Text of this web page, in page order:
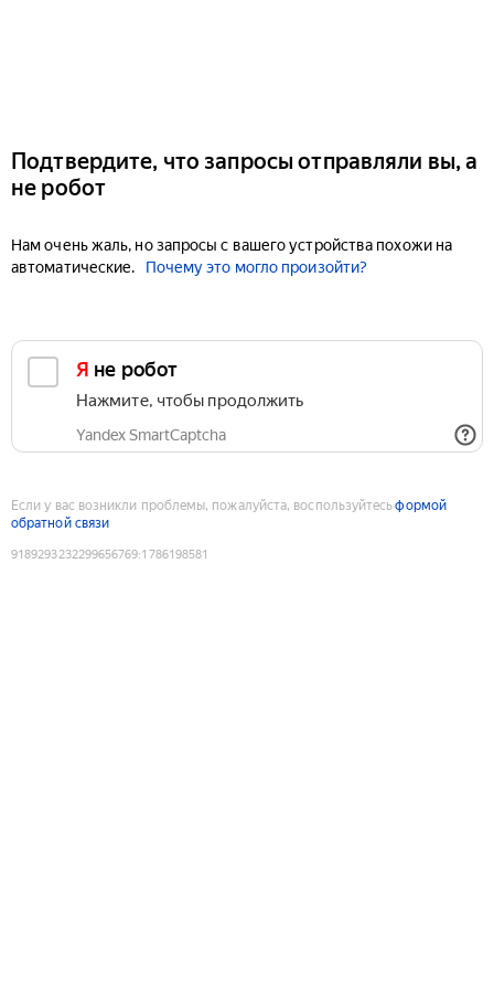
Подтвердите, что запросы отправляли вы, а
не робот
Нам очень жаль, но запросы с вашего устройства похожи на
автоматические.
Почему это могло произойти?
Я не робот
Нажмите, чтобы продолжить
Yandex SmartCaptcha
Если у вас возникли проблемы, пожалуйста, воспользуйтесьформой
обратной связи
9189293232299656769:1786198581